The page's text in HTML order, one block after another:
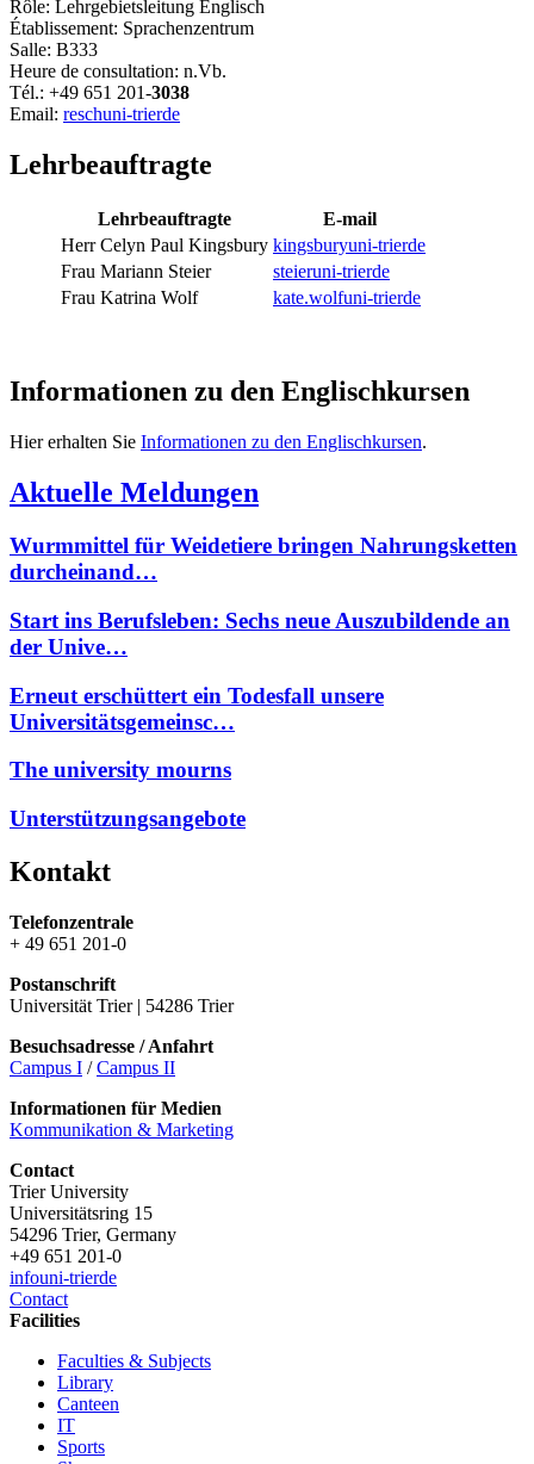
Rôle: Lehrgebietsleitung Englisch
Établissement: Sprachenzentrum
Salle: B333
Heure de consultation: n.Vb.
Tél.: +49 651 201-3038
Email: reschuni-trierde
Lehrbeauftragte
Lehrbeauftragte
E-mail
Herr Celyn Paul Kingsbury kingsburyuni-trierde
Frau Mariann Steier
steieruni-trierde
Frau Katrina Wolf
kate.wolfuni-trierde
Informationen zu den Englischkursen
Hier erhalten Sie Informationen zu den Englischkursen.
Aktuelle Meldungen
Wurmmittel für Weidetiere bringen Nahrungsketten
durcheinand…
Start ins Berufsleben: Sechs neue Auszubildende an
der Unive…
Erneut erschüttert ein Todesfall unsere
Universitätsgemeinsc…
The university mourns
Unterstützungsangebote
Kontakt
Telefonzentrale
+ 49 651 201-0
Postanschrift
Universität Trier | 54286 Trier
Besuchsadresse / Anfahrt
Campus I /Campus II
Informationen für Medien
Kommunikation & Marketing
Contact
Trier University
Universitätsring 15
54296 Trier, Germany
+49 651 201-0
infouni-trierde
Contact
Facilities
Faculties & Subjects
Library
Canteen
IT
Sports